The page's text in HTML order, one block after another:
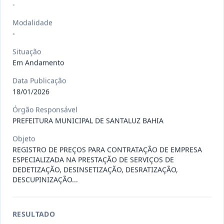
027/2026
Pregão
Situação:
025/2026
Pregão
Eletrônico
CONTRATAÇÃO DE EMPRESA PARA
LOCAÇÃO...
Situação:
Em Andamento
-
Modalidade
-
Situação
Em Andamento
Data Publicação
18/01/2026
Órgão Responsável
PREFEITURA MUNICIPAL DE SANTALUZ BAHIA
Objeto
REGISTRO DE PREÇOS PARA CONTRATAÇÃO DE EMPRESA
ESPECIALIZADA NA PRESTAÇÃO DE SERVIÇOS DE
DEDETIZAÇÃO, DESINSETIZAÇÃO, DESRATIZAÇÃO,
DESCUPINIZAÇÃO...
RESULTADO